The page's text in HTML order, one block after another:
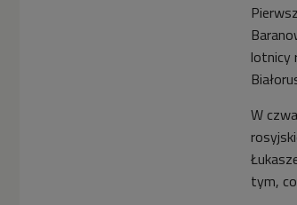
lotnicy
W
tym,